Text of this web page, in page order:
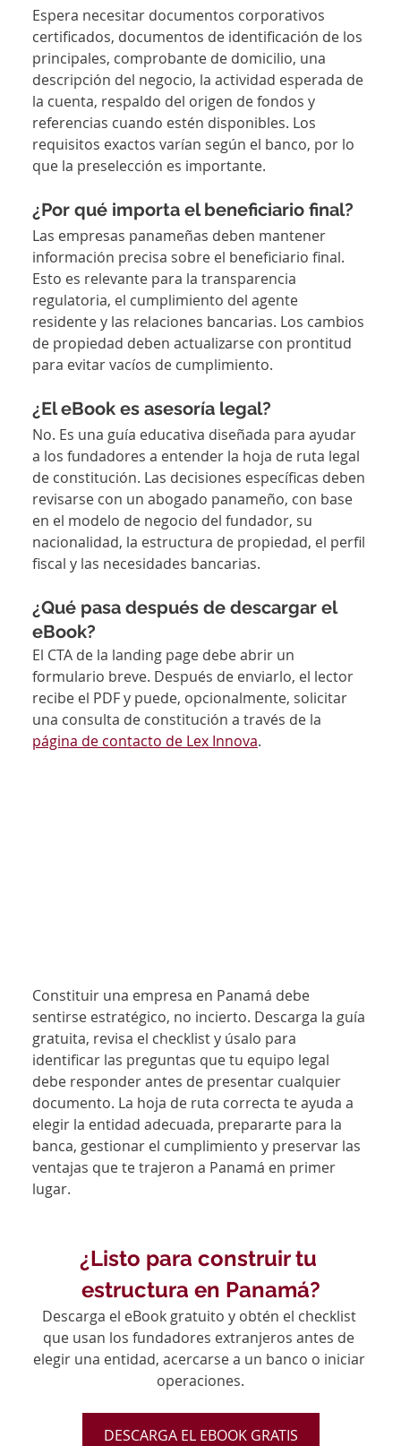
Espera necesitar documentos corporativos
certificados, documentos de identificación de los
principales, comprobante de domicilio, una
descripción del negocio, la actividad esperada de
la cuenta, respaldo del origen de fondos y
referencias cuando estén disponibles. Los
requisitos exactos varían según el banco, por lo
que la preselección es importante.
¿Por qué importa el beneficiario final?
Las empresas panameñas deben mantener
información precisa sobre el beneficiario final.
Esto es relevante para la transparencia
regulatoria, el cumplimiento del agente
residente y las relaciones bancarias. Los cambios
de propiedad deben actualizarse con prontitud
para evitar vacíos de cumplimiento.
¿El eBook es asesoría legal?
No. Es una guía educativa diseñada para ayudar
a los fundadores a entender la hoja de ruta legal
de constitución. Las decisiones específicas deben
revisarse con un abogado panameño, con base
en el modelo de negocio del fundador, su
nacionalidad, la estructura de propiedad, el perfil
fiscal y las necesidades bancarias.
¿Qué pasa después de descargar el
eBook?
El CTA de la landing page debe abrir un
formulario breve. Después de enviarlo, el lector
recibe el PDF y puede, opcionalmente, solicitar
una consulta de constitución a través de la
página de contacto de Lex Innova.
Constituir una empresa en Panamá debe
sentirse estratégico, no incierto. Descarga la guía
gratuita, revisa el checklist y úsalo para
identificar las preguntas que tu equipo legal
debe responder antes de presentar cualquier
documento. La hoja de ruta correcta te ayuda a
elegir la entidad adecuada, prepararte para la
banca, gestionar el cumplimiento y preservar las
ventajas que te trajeron a Panamá en primer
lugar.
¿Listo para construir tu
estructura en Panamá?
Descarga el eBook gratuito y obtén el checklist
que usan los fundadores extranjeros antes de
elegir una entidad, acercarse a un banco o iniciar
operaciones.
DESCARGA EL EBOOK GRATIS